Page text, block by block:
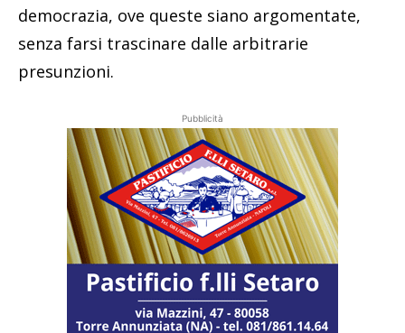
democrazia, ove queste siano argomentate,
senza farsi trascinare dalle arbitrarie
presunzioni.
Pubblicità